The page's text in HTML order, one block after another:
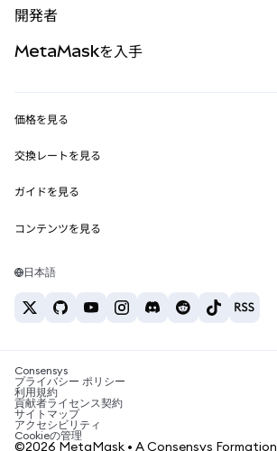
パーペチュアル
RWA
開発者
MetaMask Connect
Snaps
Web3サービス
MetaMaskを入手
セキュリティ
サポート
キャリア
お問い合わせ
価格を見る
イーサリアムの価格
Solanaの価格
Tetherの価格
交換レートを見る
ETH→USD
USDT→INR
BTC→INR
ETH→USDT
ガイドを見る
ETHの購入
USDTの購入
SHIBの購入
BNBの購入
コンテンツを見る
Solanaウォレット
税制関連ニュース
暗号資産の購入方法は？
ビットコインを売るには？
日本語
Consensys
プライバシー ポリシー
利用規約
貢献者ライセンス契約
サイトマップ
アクセシビリティ
Cookieの管理
©2026 MetaMask • A Consensys Formation